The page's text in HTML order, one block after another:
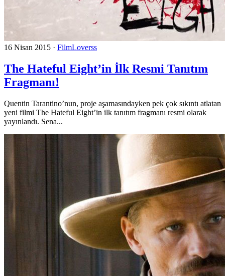
16 Nisan 2015 · FilmLoverss
The Hateful Eight’in İlk Resmi Tanıtım
Fragmanı!
Quentin Tarantino’nun, proje aşamasındayken pek çok sıkıntı atlatan
yeni filmi The Hateful Eight’in ilk tanıtım fragmanı resmi olarak
yayınlandı. Sena...